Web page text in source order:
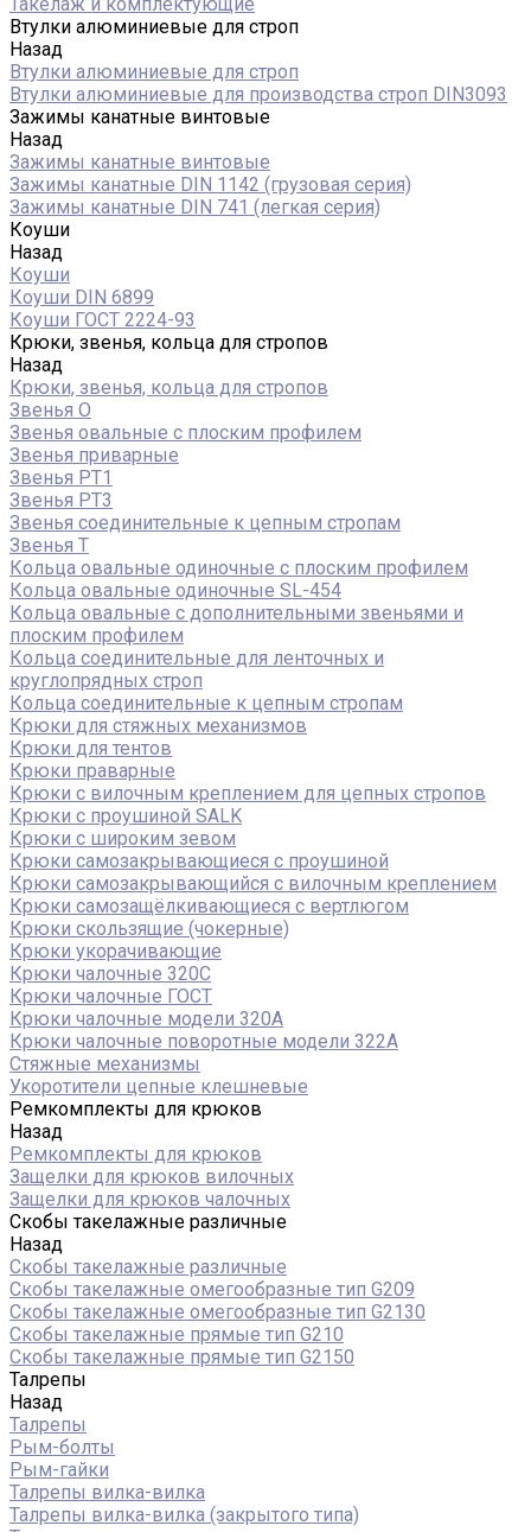
Втулки алюминиевые для строп
Назад
Втулки алюминиевые для строп
Втулки алюминиевые для производства строп DIN3093
Зажимы канатные винтовые
Назад
Зажимы канатные винтовые
Зажимы канатные DIN 1142 (грузовая серия)
Зажимы канатные DIN 741 (легкая серия)
Коуши
Назад
Коуши
Коуши DIN 6899
Коуши ГОСТ 2224-93
Крюки, звенья, кольца для стропов
Назад
Крюки, звенья, кольца для стропов
Звенья О
Звенья овальные с плоским профилем
Звенья приварные
Звенья РТ1
Звенья РТ3
Звенья соединительные к цепным стропам
Звенья Т
Кольца овальные одиночные c плоским профилем
Кольца овальные одиночные SL-454
Кольца овальные с дополнительными звеньями и
плоским профилем
Кольца соединительные для ленточных и
круглопрядных строп
Кольца соединительные к цепным стропам
Крюки для стяжных механизмов
Крюки для тентов
Крюки праварные
Крюки с вилочным креплением для цепных стропов
Крюки с проушиной SALK
Крюки с широким зевом
Крюки самозакрывающиеся с проушиной
Крюки самозакрывающийся с вилочным креплением
Крюки самозащёлкивающиеся с вертлюгом
Крюки скользящие (чокерные)
Крюки укорачивающие
Крюки чалочные 320C
Крюки чалочные ГОСТ
Крюки чалочные модели 320А
Крюки чалочные поворотные модели 322А
Стяжные механизмы
Укоротители цепные клешневые
Ремкомплекты для крюков
Назад
Ремкомплекты для крюков
Защелки для крюков вилочных
Защелки для крюков чалочных
Скобы такелажные различные
Назад
Скобы такелажные различные
Скобы такелажные омегообразные тип G209
Скобы такелажные омегообразные тип G2130
Скобы такелажные прямые тип G210
Скобы такелажные прямые тип G2150
Талрепы
Назад
Талрепы
Рым-болты
Рым-гайки
Талрепы вилка-вилка
Талрепы вилка-вилка (закрытого типа)